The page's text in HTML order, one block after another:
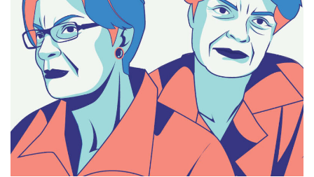
patria contratista
plan del terror
consumo ilustrado
surti impreso